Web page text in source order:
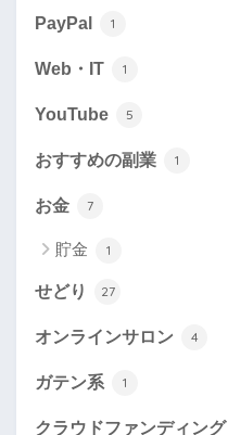
PayPal 1
Web・IT 1
YouTube 5
おすすめの副業 1
お金 7
貯金 1
せどり 27
オンラインサロン 4
ガテン系 1
クラウドファンディング